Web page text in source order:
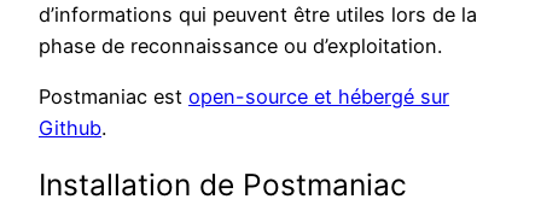
d’informations qui peuvent être utiles lors de la
phase de reconnaissance ou d’exploitation.
Postmaniac est open-source et hébergé sur
Github.
Installation de Postmaniac